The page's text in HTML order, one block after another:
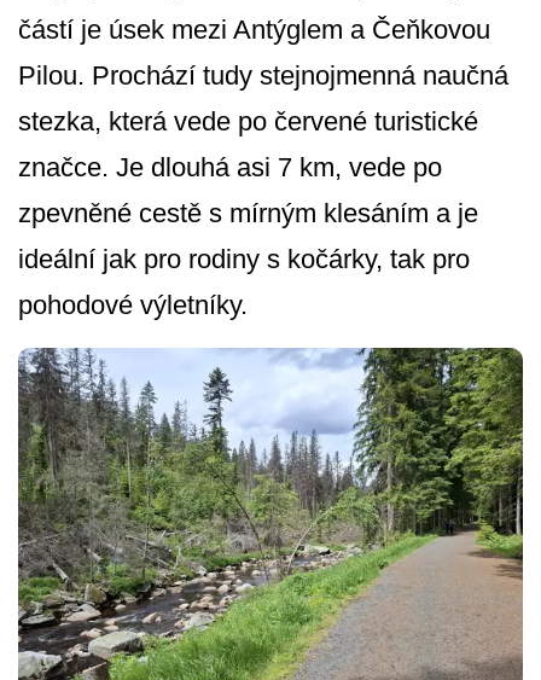
částí je úsek mezi Antýglem a Čeňkovou
Pilou. Prochází tudy stejnojmenná naučná
stezka, která vede po červené turistické
značce. Je dlouhá asi 7 km, vede po
zpevněné cestě s mírným klesáním a je
ideální jak pro rodiny s kočárky, tak pro
pohodové výletníky.